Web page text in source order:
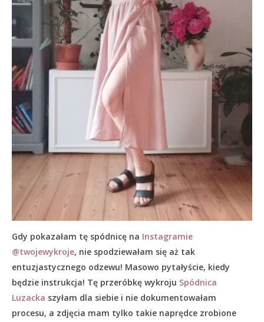
Gdy pokazałam tę spódnicę na Instagramie
@twojewykroje, nie spodziewałam się aż tak
entuzjastycznego odzewu! Masowo pytałyście, kiedy
będzie instrukcja! Tę przeróbkę wykroju Spódnica
Luzacka szyłam dla siebie i nie dokumentowałam
procesu, a zdjęcia mam tylko takie naprędce zrobione